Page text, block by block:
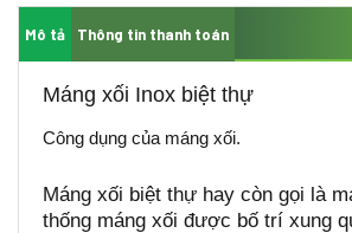
Mô tả Thông tin thanh toán
Máng xối Inox biệt thự
Công dụng của máng xối.
Máng xối biệt thự hay còn gọi là
thống máng xối được bố trí xung